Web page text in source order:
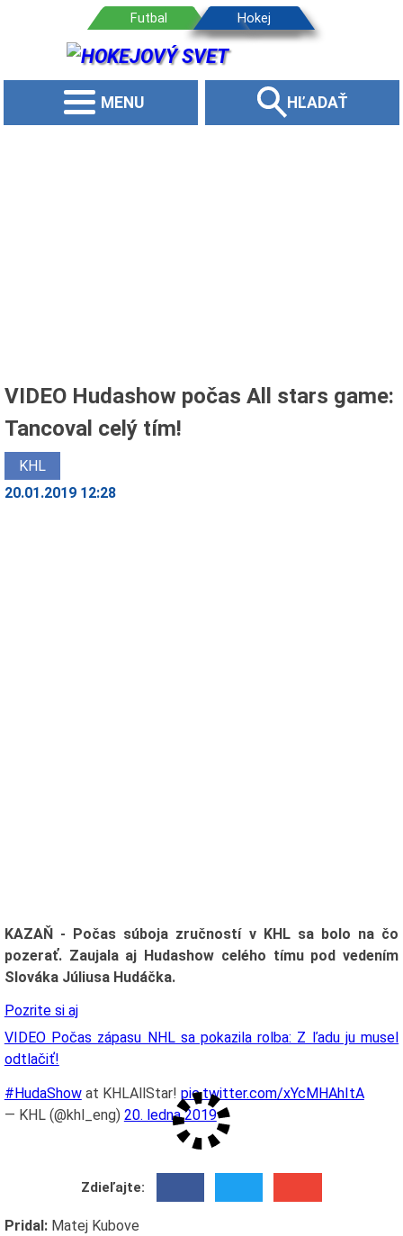
MENU HĽADAŤ
VIDEO Hudashow počas All stars game:
Tancoval celý tím!
KHL
20.01.2019 12:28
KAZAŇ - Počas súboja zručností v KHL sa bolo na čo
pozerať. Zaujala aj Hudashow celého tímu pod vedením
Slováka Júliusa Hudáčka.
Pozrite si aj
VIDEO Počas zápasu NHL sa pokazila rolba: Z ľadu ju musel
odtlačiť!
#HudaShowat KHLAllStar! pic.twitter.com/xYcMHAhItA
— KHL (@khl_eng) 20. ledna 2019
Zdieľajte:
Pridal: Matej Kubove